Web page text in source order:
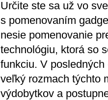
Určite ste sa už vo
s pomenovaním
nesie pomenovanie
technológiu, ktorá so
funkciu. V
veľký rozmach týchto
výdobytkov a